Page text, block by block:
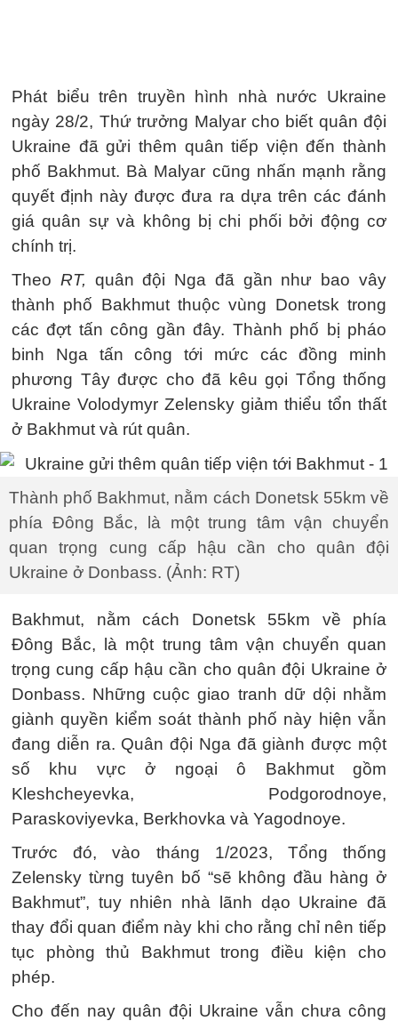
Phát biểu trên truyền hình nhà nước Ukraine
ngày 28/2, Thứ trưởng Malyar cho biết quân đội
Ukraine đã gửi thêm quân tiếp viện đến thành
phố Bakhmut. Bà Malyar cũng nhấn mạnh rằng
quyết định này được đưa ra dựa trên các đánh
giá quân sự và không bị chi phối bởi động cơ
chính trị.
Theo RT, quân đội Nga đã gần như bao vây
thành phố Bakhmut thuộc vùng Donetsk trong
các đợt tấn công gần đây. Thành phố bị pháo
binh Nga tấn công tới mức các đồng minh
phương Tây được cho đã kêu gọi Tổng thống
Ukraine Volodymyr Zelensky giảm thiểu tổn thất
ở Bakhmut và rút quân.
Thành phố Bakhmut, nằm cách Donetsk 55km về
phía Đông Bắc, là một trung tâm vận chuyển
quan trọng cung cấp hậu cần cho quân đội
Ukraine ở Donbass. (Ảnh: RT)
Bakhmut, nằm cách Donetsk 55km về phía
Đông Bắc, là một trung tâm vận chuyển quan
trọng cung cấp hậu cần cho quân đội Ukraine ở
Donbass. Những cuộc giao tranh dữ dội nhằm
giành quyền kiểm soát thành phố này hiện vẫn
đang diễn ra. Quân đội Nga đã giành được một
số khu vực ở ngoại ô Bakhmut gồm
Kleshcheyevka, Podgorodnoye,
Paraskoviyevka, Berkhovka và Yagodnoye.
Trước đó, vào tháng 1/2023, Tổng thống
Zelensky từng tuyên bố “sẽ không đầu hàng ở
Bakhmut”, tuy nhiên nhà lãnh dạo Ukraine đã
thay đổi quan điểm này khi cho rằng chỉ nên tiếp
tục phòng thủ Bakhmut trong điều kiện cho
phép.
Cho đến nay quân đội Ukraine vẫn chưa công